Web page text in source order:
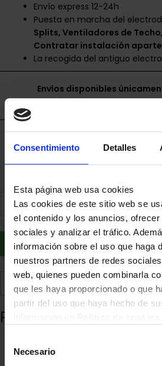
Consentimiento Detalles
Esta página web usa cookies
Las cookies de este sitio web se
el contenido y los anuncios,
sociales y analizar el tráfico.
información sobre el uso que haga
nuestros partners de redes
web, quienes pueden combinarla
que les haya proporcionado o que
partir del uso que haya hecho de
Necesario
Envío express 12-24h
Puesta en marcha del
Splits, Ventiladores de
Contratar instalación aparte
La recogida del antiguo
Envíos disponibles
Murcia.
Añadir al
Añadir a favoritos
Productos relacionados